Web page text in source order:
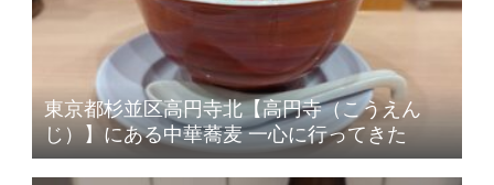
東京都杉並区高円寺北【高円寺（こうえん
じ）】にある中華蕎麦 一心に行ってきた